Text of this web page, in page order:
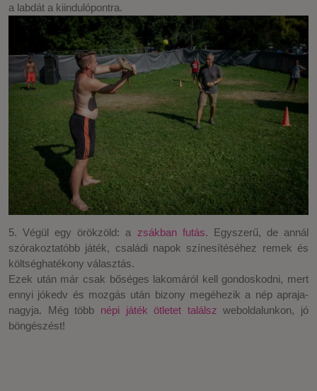
a labdát a kiindulópontra.
5. Végül egy örökzöld: a zsákban futás. Egyszerű, de annál
szórakoztatóbb játék, családi napok színesítéséhez remek és
költséghatékony választás.
Ezek után már csak bőséges lakomáról kell gondoskodni, mert
ennyi jókedv és mozgás után bizony megéhezik a nép apraja-
nagyja. Még több népi játék ötletet találsz weboldalunkon, jó
böngészést!